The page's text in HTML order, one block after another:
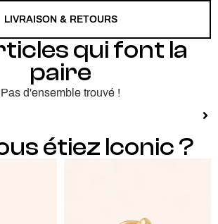
LIVRAISON & RETOURS
qui font la
paire
Pas d'ensemble trouvé !
étiez Iconic ?